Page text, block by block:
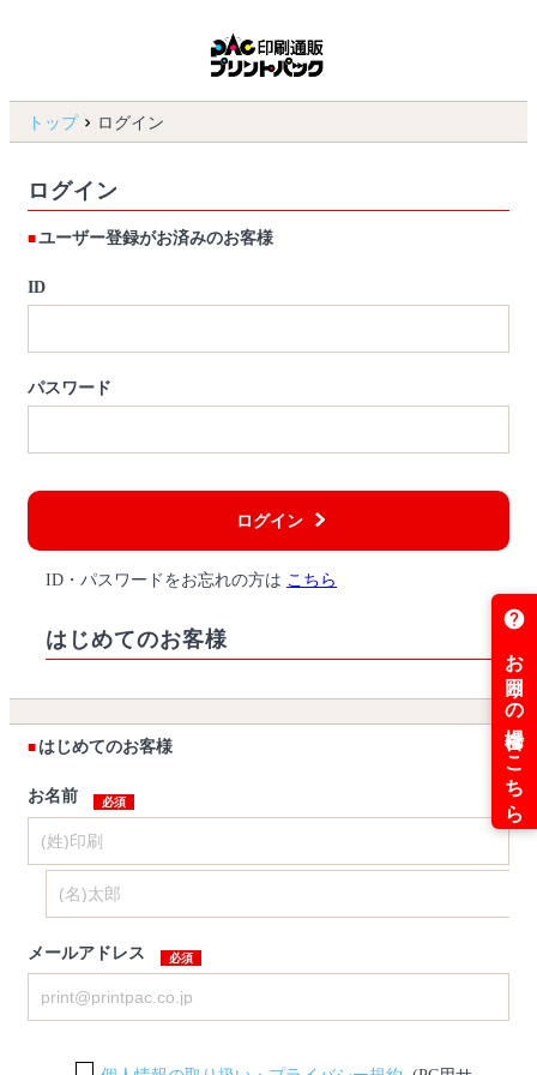
トップ ログイン
ログイン
ユーザー登録がお済みのお客様
ID
パスワード
ログイン
ID・パスワードをお忘れの方は こちら
はじめてのお客様
はじめてのお客様
お名前
メールアドレス